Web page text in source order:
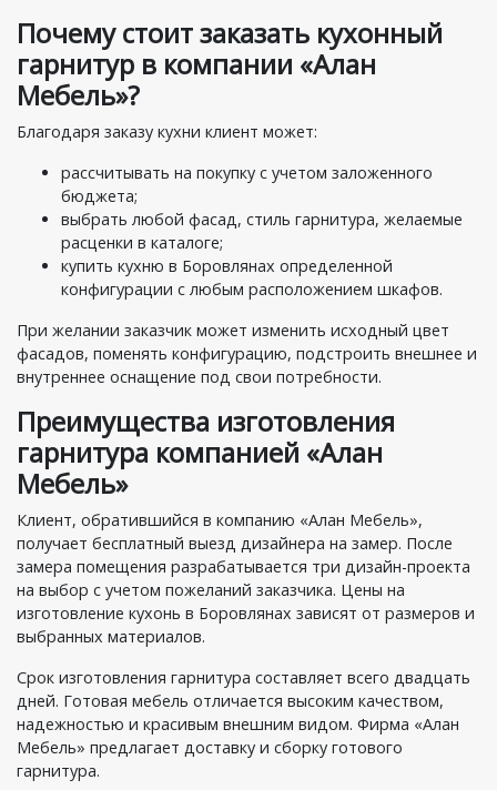
Почему стоит заказать кухонный
гарнитур в компании «Алан
Мебель»?
Благодаря заказу кухни клиент может:
рассчитывать на покупку с учетом заложенного
бюджета;
выбрать любой фасад, стиль гарнитура, желаемые
расценки в каталоге;
‎купить кухню в Боровлянах определенной
конфигурации с любым расположением шкафов.
При желании заказчик может изменить исходный цвет
фасадов, поменять конфигурацию, подстроить внешнее и
внутреннее оснащение под свои потребности.
Преимущества изготовления
гарнитура компанией «Алан
Мебель»
Клиент, обратившийся в компанию «Алан Мебель»,
получает бесплатный выезд дизайнера на замер. После
замера помещения разрабатывается три дизайн-проекта
на выбор с учетом пожеланий заказчика. Цены на
изготовление кухонь в Боровлянах зависят от размеров и
выбранных материалов.
Срок изготовления гарнитура составляет всего двадцать
дней. Готовая мебель отличается высоким качеством,
надежностью и красивым внешним видом. Фирма «Алан
Мебель» предлагает доставку и сборку готового
гарнитура.